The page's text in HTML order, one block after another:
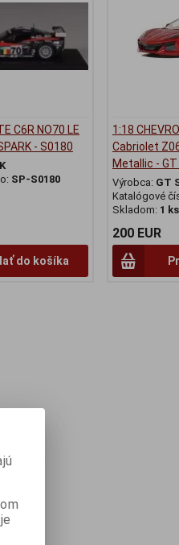
C6R NO70 LE
- S0180
SP-S0180
do košíka
1:18
Cabriolet
Metallic -
Výrobca: GT
Katalógové
Skladom: 1 ks
200 EUR